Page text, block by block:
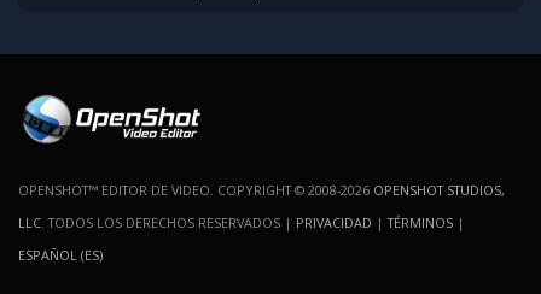
OPENSHOT™ EDITOR DE VIDEO. COPYRIGHT © 2008-2026 OPENSHOT STUDIOS,
LLC . TODOS LOS DERECHOS RESERVADOS | PRIVACIDAD |TÉRMINOS |
ESPAÑOL (ES)